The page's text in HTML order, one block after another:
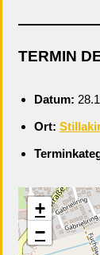
TERMIN
Datum:
Ort:
+
−